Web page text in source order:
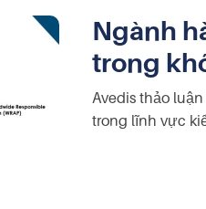
Ngành
trong
Avedis thảo
trong lĩnh vực